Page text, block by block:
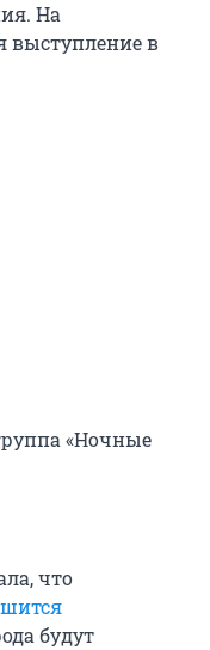
На
выступление в
«Ночные
что
будут